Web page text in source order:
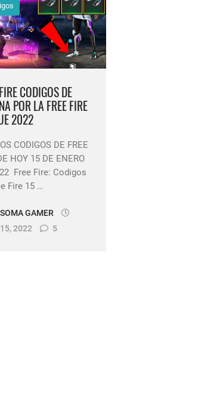
conexion en free fire 2025
en free fire 2026
en blanco invisible en free fire 2025 solo copiar y pegar
CODIGOS DE
POR LA FREE FIRE
2022
CODIGOS DE FREE
HOY 15 DE ENERO
Free Fire: Codigos
Fire 15 …
SOMA GAMER
2022
5